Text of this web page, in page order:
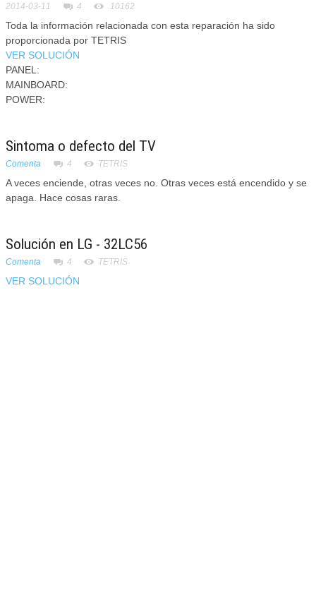
2014-03-11 4 10162
Toda la información relacionada con esta reparación ha sido
proporcionada por TETRIS
VER SOLUCIÓN
PANEL:
MAINBOARD:
POWER:
Sintoma o defecto del TV
Comenta 4 TETRIS
A veces enciende, otras veces no. Otras veces está encendido y se
apaga. Hace cosas raras.
Solución en LG - 32LC56
Comenta 4 TETRIS
VER SOLUCIÓN